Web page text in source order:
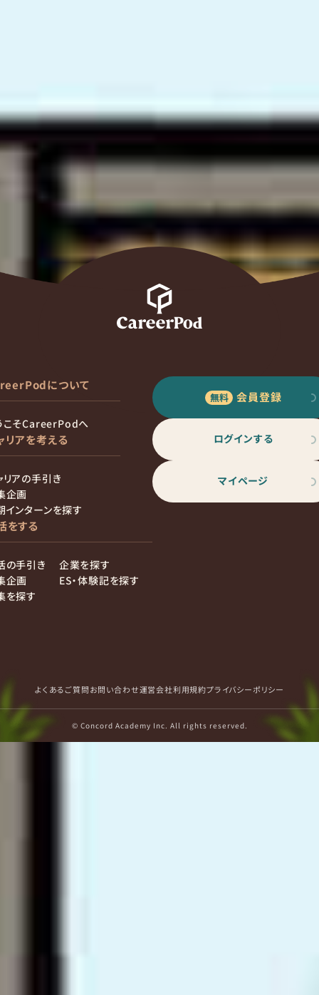
について
こそCareerPodへ
リアを考える
リアの手引き
企画
インターンを探す
をする
の手引き
企画
を探す
企業を探す
ES・体験記を探す
会員登録
ログインする
マイページ
よくあるご質問お問い合わせ運営会社利用規約プライバシーポリシー
© Concord Academy Inc. All rights reserved.